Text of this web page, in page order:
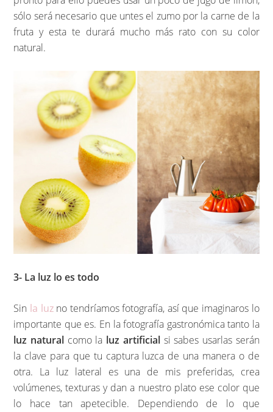
sólo será necesario que untes el zumo por la carne de la
fruta y esta te durará mucho más rato con su color
natural.
3- La luz lo es todo
Sin la luz no tendríamos fotografía, así que imaginaros lo
importante que es. En la fotografía gastronómica tanto la
luz natural como la luz artificialsi sabes usarlas serán
la clave para que tu captura luzca de una manera o de
otra. La luz lateral es una de mis preferidas, crea
volúmenes, texturas y dan a nuestro plato ese color que
lo hace tan apetecible. Dependiendo de lo que